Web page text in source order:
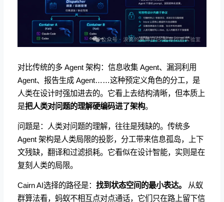
对比传统的多 Agent 架构：信息收集 Agent、漏洞利用
Agent、报告生成 Agent……这种预定义角色的分工，是
人类在设计时强加进去的。它看上去结构清晰，但本质上
是把人类对问题的理解硬编码进了架构。
问题是：人类对问题的理解，往往是残缺的。传统多
Agent 架构是人类局限的投影，分工带来信息孤岛，上下
文残缺，翻译和过滤损耗。它看似在设计智能，实则是在
复刻人类的局限。
Cairn AI选择的路径是： 找到状态空间的最小表达。
从蚁
群算法看，蚂蚁不相互点对点通话，它们只在路上留下信